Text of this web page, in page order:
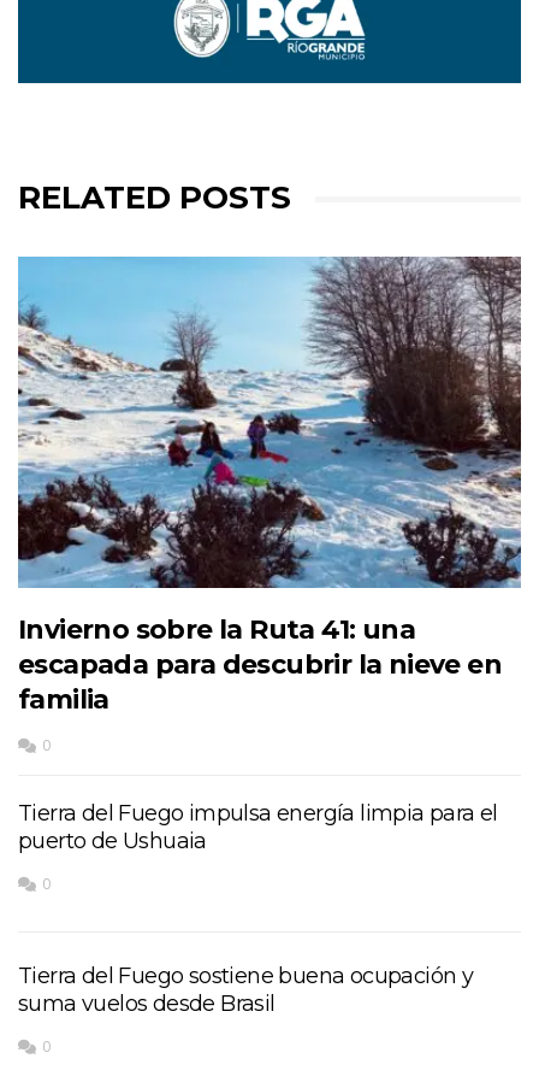
RELATED POSTS
Invierno sobre la Ruta 41: una
escapada para descubrir la nieve en
familia
0
Tierra del Fuego impulsa energía limpia para el
puerto de Ushuaia
0
Tierra del Fuego sostiene buena ocupación y
suma vuelos desde Brasil
0